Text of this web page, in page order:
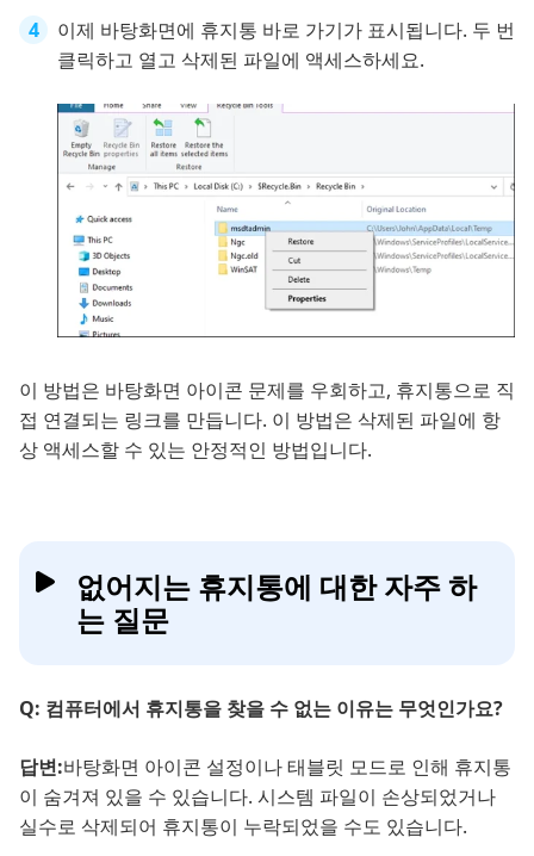
이제 바탕화면에 휴지통 바로 가기가 표시됩니다. 두 번
클릭하고 열고 삭제된 파일에 액세스하세요.
이 방법은 바탕화면 아이콘 문제를 우회하고, 휴지통으로 직
접 연결되는 링크를 만듭니다. 이 방법은 삭제된 파일에 항
상 액세스할 수 있는 안정적인 방법입니다.
없어지는 휴지통에 대한 자주 하
는 질문
Q: 컴퓨터에서 휴지통을 찾을 수 없는 이유는 무엇인가요?
답변:바탕화면 아이콘 설정이나 태블릿 모드로 인해 휴지통
이 숨겨져 있을 수 있습니다. 시스템 파일이 손상되었거나
실수로 삭제되어 휴지통이 누락되었을 수도 있습니다.